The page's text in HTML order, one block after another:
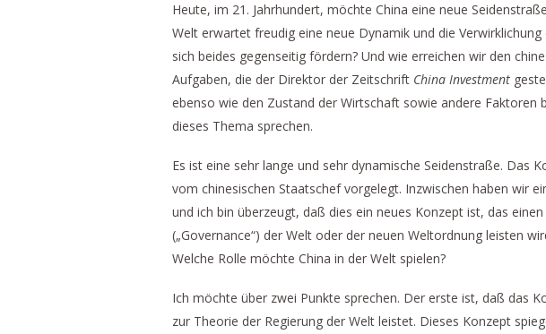
Heute, im 21. Jahrhundert, möchte China eine neue
Welt erwartet freudig eine neue Dynamik und die
sich beides gegenseitig fördern? Und wie erreichen wir den
Aufgaben, die der Direktor der Zeitschrift China Investment
ebenso wie den Zustand der Wirtschaft sowie andere
dieses Thema sprechen.
Es ist eine sehr lange und sehr dynamische Seidenstraße. Das
vom chinesischen Staatschef vorgelegt. Inzwischen haben wir
und ich bin überzeugt, daß dies ein neues Konzept ist, das
(„Governance“) der Welt oder der neuen Weltordnung leisten
Welche Rolle möchte China in der Welt spielen?
Ich möchte über zwei Punkte sprechen. Der erste ist, daß das
zur Theorie der Regierung der Welt leistet. Dieses Konzept